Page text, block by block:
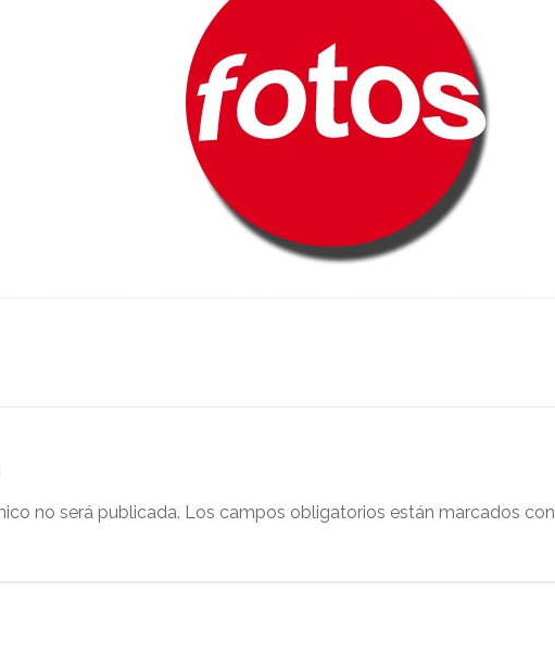
no será publicada. Los campos obligatorios están marcados con